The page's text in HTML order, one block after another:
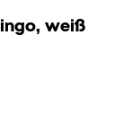
weiß